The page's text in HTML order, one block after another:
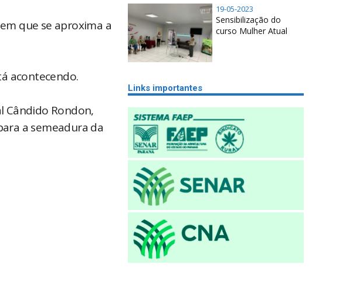
que se aproxima a
acontecendo.
Cândido Rondon,
a semeadura da
19-05-2023
Sensibilização do
curso Mulher Atual
Links importantes